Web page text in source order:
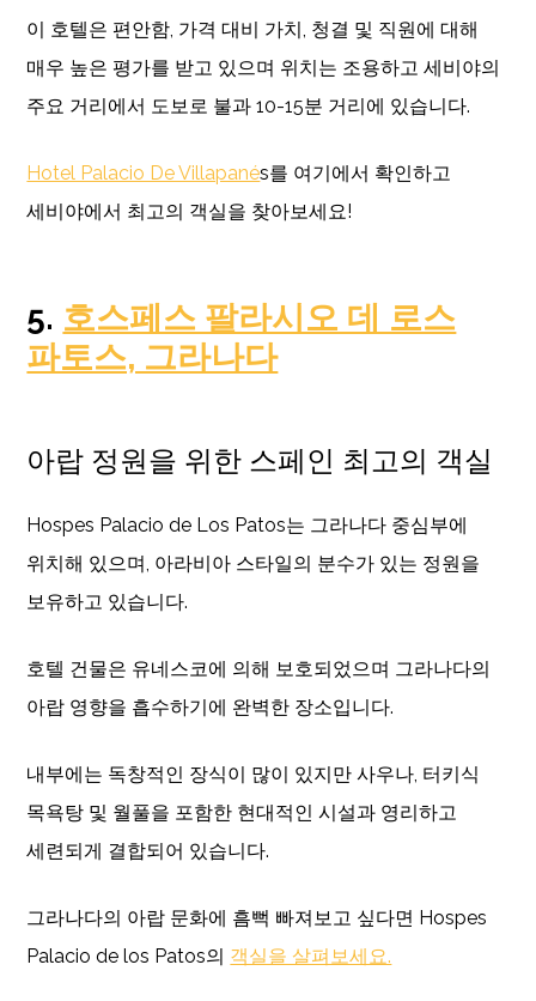
이 호텔은 편안함, 가격 대비 가치, 청결 및 직원에 대해
매우 높은 평가를 받고 있으며 위치는 조용하고 세비야의
주요 거리에서 도보로 불과 10-15분 거리에 있습니다.
Hotel Palacio De Villapanés를 여기에서 확인하고
세비야에서 최고의 객실을 찾아보세요!
5. 호스페스 팔라시오 데 로스
파토스, 그라나다
아랍 정원을 위한 스페인 최고의 객실
Hospes Palacio de Los Patos는 그라나다 중심부에
위치해 있으며, 아라비아 스타일의 분수가 있는 정원을
보유하고 있습니다.
호텔 건물은 유네스코에 의해 보호되었으며 그라나다의
아랍 영향을 흡수하기에 완벽한 장소입니다.
내부에는 독창적인 장식이 많이 있지만 사우나, 터키식
목욕탕 및 월풀을 포함한 현대적인 시설과 영리하고
세련되게 결합되어 있습니다.
그라나다의 아랍 문화에 흠뻑 빠져보고 싶다면 Hospes
Palacio de los Patos의 객실을 살펴보세요.